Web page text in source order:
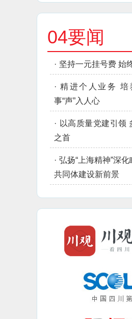
04要闻
· 坚持一元挂号费 始
· 精进个人业务 培
事“声”入人心
· 以高质量党建引领
之首
· 弘扬“上海精神”深
共同体建设新前景